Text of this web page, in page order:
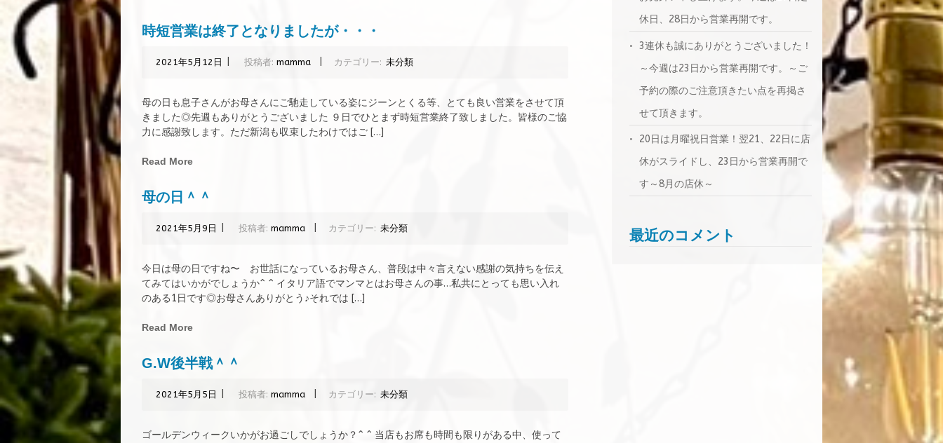
時短営業は終了となりましたが・・・
2021年5月12日 投稿者: mamma カテゴリー: 未分類
母の日も息子さんがお母さんにご馳走している姿にジーンとくる等、とても良い営業をさせて頂
きました◎先週もありがとうございました ９日でひとまず時短営業終了致しました。皆様のご協
力に感謝致します。ただ新潟も収束したわけではご […]
Read More
母の日＾＾
2021年5月9日 投稿者: mamma カテゴリー: 未分類
今日は母の日ですね〜 お世話になっているお母さん、普段は中々言えない感謝の気持ちを伝え
てみてはいかがでしょうか^ ^ イタリア語でマンマとはお母さんの事…私共にとっても思い入れ
のある1日です◎お母さんありがとう♪それでは […]
Read More
G.W後半戦＾＾
2021年5月5日 投稿者: mamma カテゴリー: 未分類
ゴールデンウィークいかがお過ごしでしょうか？^ ^ 当店もお席も時間も限りがある中、使って
休日、28日から営業再開です。
3連休も誠にありがとうございました！
～今週は23日から営業再開です。～ご
予約の際のご注意頂きたい点を再掲さ
せて頂きます。
20日は月曜祝日営業！翌21、22日に店
休がスライドし、23日から営業再開で
す～8月の店休～
最近のコメント